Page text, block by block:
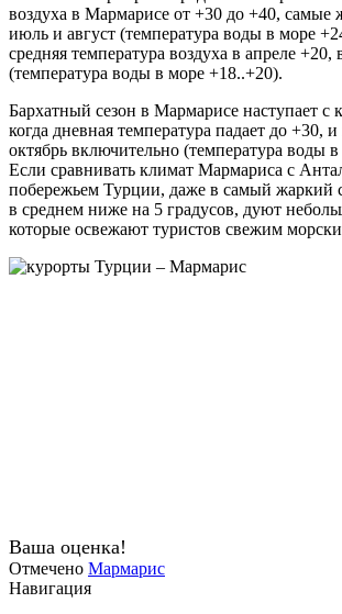
воздуха в Мармарисе от +30 до +40, самые
июль и август (температура воды в море
средняя температура воздуха в апреле +20,
(температура воды в море +18..+20).
Бархатный сезон в Мармарисе наступает с
когда дневная температура падает до +30,
октябрь включительно (температура воды
Если сравнивать климат Мармариса с
побережьем Турции, даже в самый жаркий
в среднем ниже на 5 градусов, дуют
которые освежают туристов свежим
Ваша оценка!
Отмечено Мармарис
Навигация